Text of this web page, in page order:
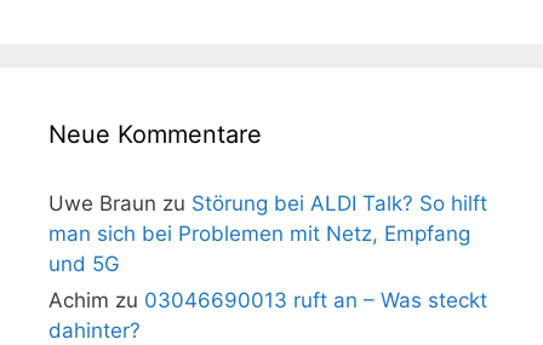
Neue Kommentare
Uwe Braun zu Störung bei ALDI Talk? So hilft
man sich bei Problemen mit Netz, Empfang
und 5G
Achim zu 03046690013 ruft an – Was steckt
dahinter?